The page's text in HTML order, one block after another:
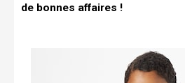
de bonnes affaires !